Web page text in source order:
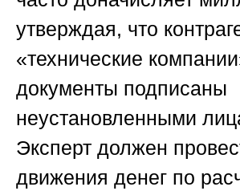
утверждая, что
«технические
документы подписаны
неустановленными
Эксперт должен
движения денег по